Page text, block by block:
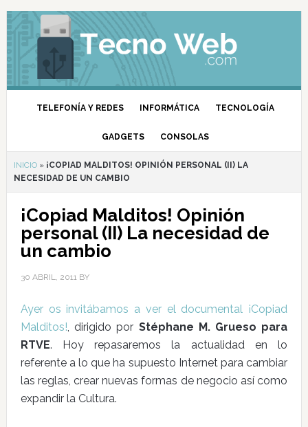
TELEFONÍA Y REDES INFORMÁTICA TECNOLOGÍA
GADGETS CONSOLAS
INICIO» ¡COPIAD MALDITOS! OPINIÓN PERSONAL (II) LA
NECESIDAD DE UN CAMBIO
¡Copiad Malditos! Opinión
personal (II) La necesidad de
un cambio
30 ABRIL, 2011BY
Ayer os invitábamos a ver el documental ¡Copiad
Malditos!, dirigido por Stéphane M. Grueso para
RTVE. Hoy repasaremos la actualidad en lo
referente a lo que ha supuesto Internet para cambiar
las reglas, crear nuevas formas de negocio así como
expandir la Cultura.